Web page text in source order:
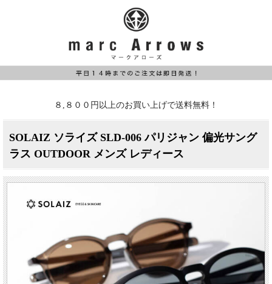
８,８００円以上のお買い上げで送料無料！
SOLAIZ ソライズ SLD-006 パリジャン 偏光サング
ラス OUTDOOR メンズ レディース